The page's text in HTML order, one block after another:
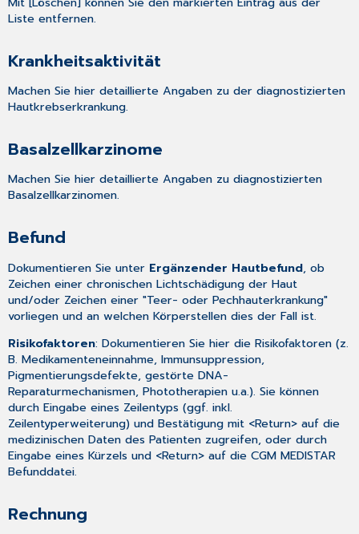
Liste entfernen.
Krankheitsaktivität
Machen Sie hier detaillierte Angaben zu der diagnostizierten
Hautkrebserkrankung.
Basalzellkarzinome
Machen Sie hier detaillierte Angaben zu diagnostizierten
Basalzellkarzinomen.
Befund
Dokumentieren Sie unter Ergänzender Hautbefund, ob
Zeichen einer chronischen Lichtschädigung der Haut
und/oder Zeichen einer "Teer- oder Pechhauterkrankung"
vorliegen und an welchen Körperstellen dies der Fall ist.
Risikofaktoren: Dokumentieren Sie hier die Risikofaktoren (z.
B. Medikamenteneinnahme, Immunsuppression,
Pigmentierungsdefekte, gestörte DNA-
Reparaturmechanismen, Phototherapien u.a.). Sie können
durch Eingabe eines Zeilentyps (ggf. inkl.
Zeilentyperweiterung) und Bestätigung mit <Return> auf die
medizinischen Daten des Patienten zugreifen, oder durch
Eingabe eines Kürzels und <Return> auf die CGM MEDISTAR
Befunddatei.
Rechnung